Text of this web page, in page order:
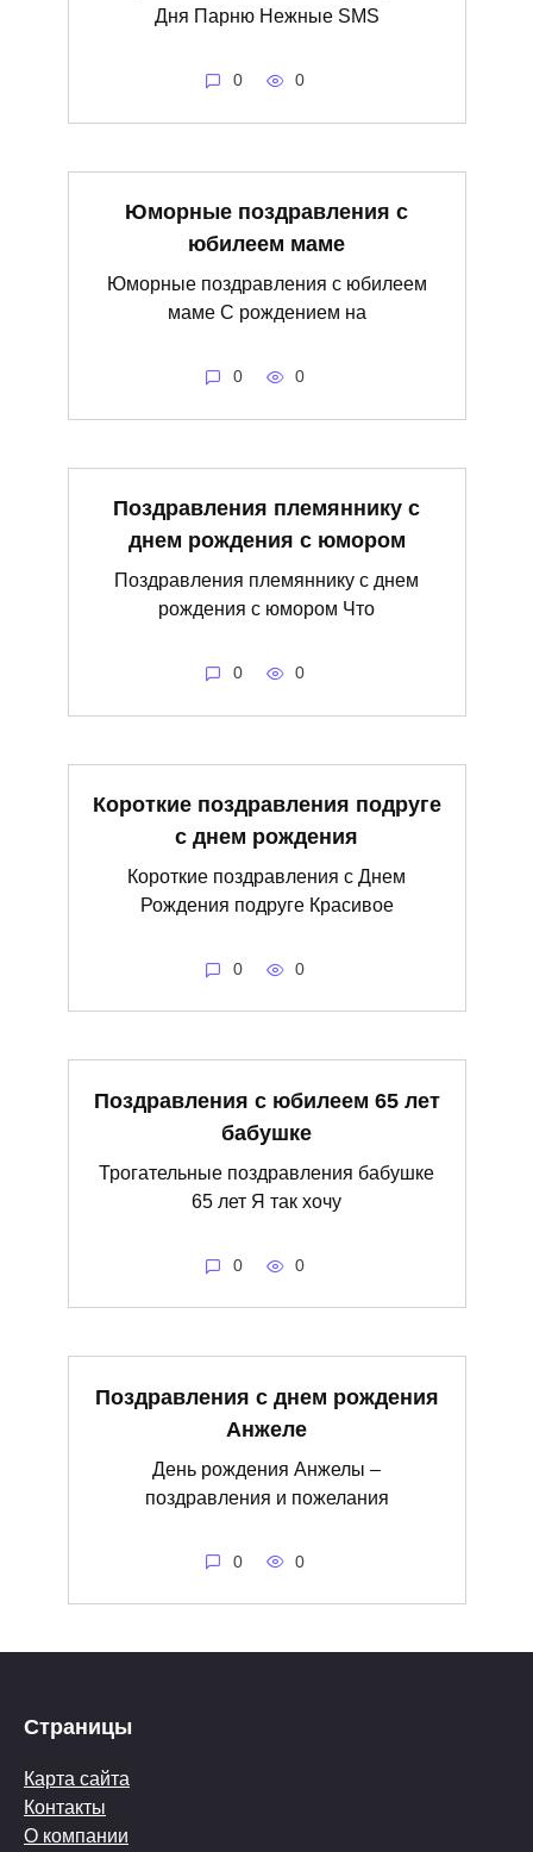
Дня Парню Нежные SMS
0 0
Юморные поздравления с
юбилеем маме
Юморные поздравления с юбилеем
маме С рождением на
0 0
Поздравления племяннику с
днем рождения с юмором
Поздравления племяннику с днем
рождения с юмором Что
0 0
Короткие поздравления подруге
с днем рождения
Короткие поздравления с Днем
Рождения подруге Красивое
0 0
Поздравления с юбилеем 65 лет
бабушке
Трогательные поздравления бабушке
65 лет Я так хочу
0 0
Поздравления с днем рождения
Анжеле
День рождения Анжелы –
поздравления и пожелания
0 0
Страницы
Карта сайта
Контакты
О компании